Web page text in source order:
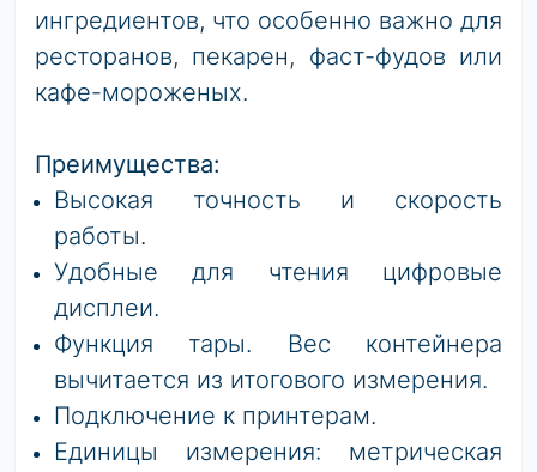
ингредиентов, что особенно важно для
ресторанов, пекарен, фаст-фудов или
кафе-мороженых.
Преимущества:
Высокая точность и скорость
работы.
Удобные для чтения цифровые
дисплеи.
Функция тары. Вес контейнера
вычитается из итогового измерения.
Подключение к принтерам.
Единицы измерения: метрическая